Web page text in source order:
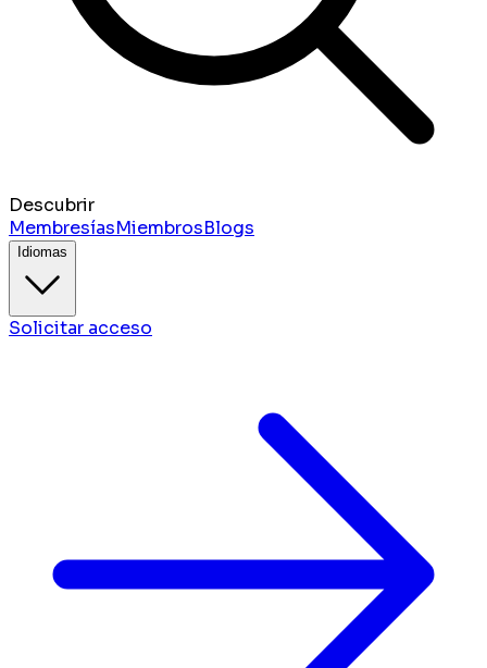
Descubrir
MembresíasMiembrosBlogs
Idiomas
Solicitar acceso